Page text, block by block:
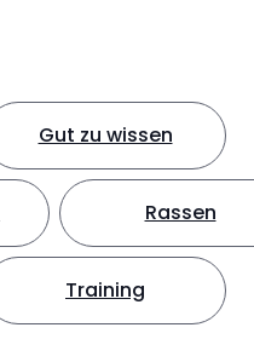
Gut zu wissen
Rassen
Training